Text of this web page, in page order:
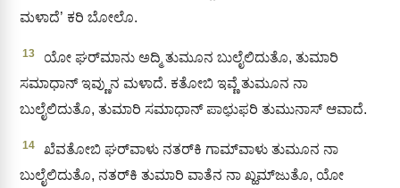
ಮಳಾದೆ’ ಕರಿ ಬೋಲೊ.
13
ಯೋ ಘರ್‌ಮಾನು ಅದ್ಮಿ ತುಮೂನ ಬುಲೈಲಿದುತೊ, ತುಮಾರಿ
ಸಮಾಧಾನ್ ಇವ್ಣುನ ಮಳಾದೆ. ಕತೋಬಿ ಇವ್ಣೆ ತುಮೂನ ನಾ
ಬುಲೈಲಿದುತೊ, ತುಮಾರಿ ಸಮಾಧಾನ್ ಪಾಛು಼ಫರಿ ತುಮುನಾಸ್ ಆವಾದೆ.
14
ಖೆವತೋಬಿ ಘರ್‌ವಾಳು ನತರ್‌ಕಿ ಗಾಮ್‌ವಾಳು ತುಮೂನ ನಾ
ಬುಲೈಲಿದುತೊ, ನತರ್‌ಕಿ ತುಮಾರಿ ವಾತೆನ ನಾ ಖ್ಹಮ್‌ಜುತೊ, ಯೋ